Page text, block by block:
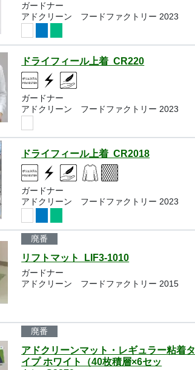
ガードナー
アドクリーン フードファクトリー 2023
ドライフィール上着 CR220
ガードナー
アドクリーン フードファクトリー 2023
ドライフィール上着 CR2018
ガードナー
アドクリーン フードファクトリー 2023
廃番
リフトマット LIF3-1010
ガードナー
アドクリーン フードファクトリー 2015
廃番
アドクリーンマット・レギュラー粘着タ
イプ ホワイト（40枚積層×6セッ